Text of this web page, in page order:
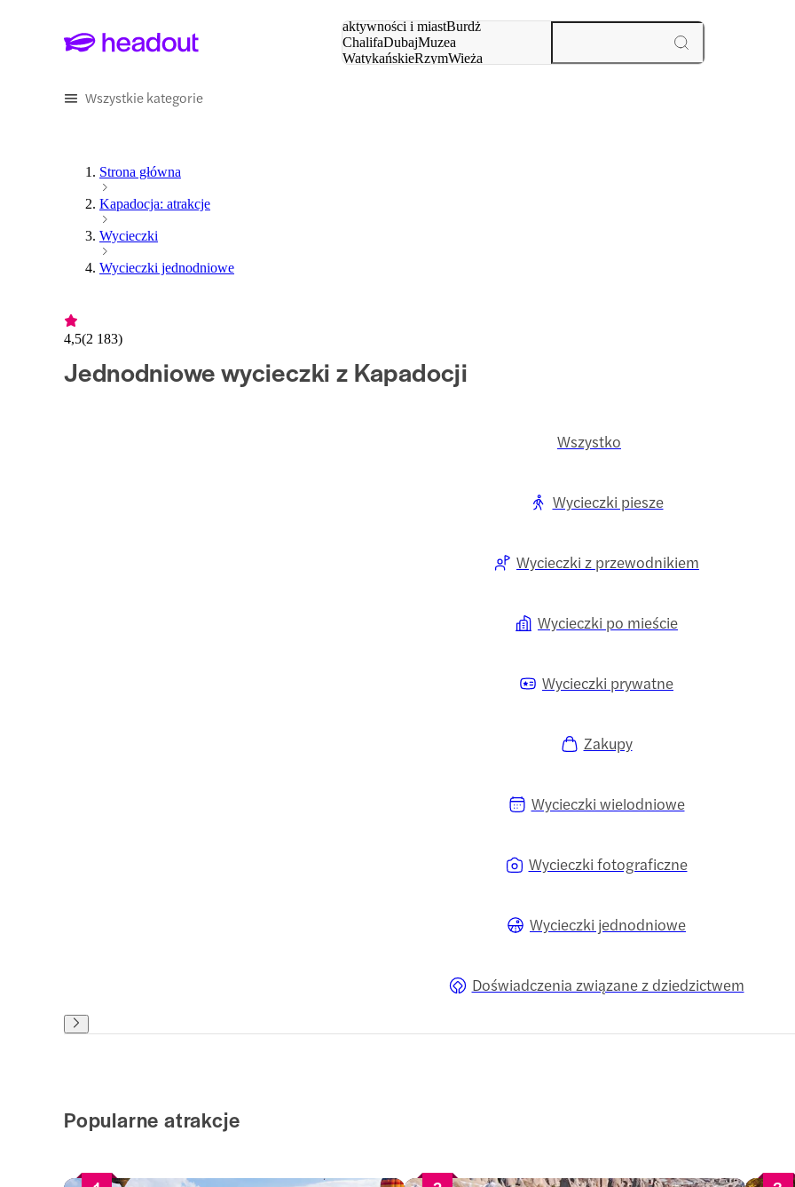
aktywności i miastBurdż
ChalifaDubajMuzea
WatykańskieRzymWieża
Wszystkie kategorie
Strona główna
Kapadocja: atrakcje
Wycieczki
Wycieczki jednodniowe
4,5(2 183)
Jednodniowe wycieczki z Kapadocji
Wszystko
Wycieczki piesze
Wycieczki z przewodnikiem
Wycieczki po mieście
Wycieczki prywatne
Zakupy
Wycieczki wielodniowe
Wycieczki fotograficzne
Wycieczki jednodniowe
Doświadczenia związane z dziedzictwem
Popularne atrakcje